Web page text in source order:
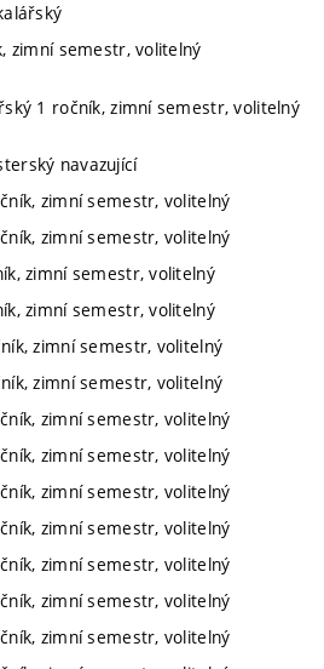
zimní semestr, volitelný
1 ročník, zimní semestr, volitelný
navazující
zimní semestr, volitelný
zimní semestr, volitelný
zimní semestr, volitelný
zimní semestr, volitelný
zimní semestr, volitelný
zimní semestr, volitelný
zimní semestr, volitelný
zimní semestr, volitelný
zimní semestr, volitelný
zimní semestr, volitelný
zimní semestr, volitelný
zimní semestr, volitelný
zimní semestr, volitelný